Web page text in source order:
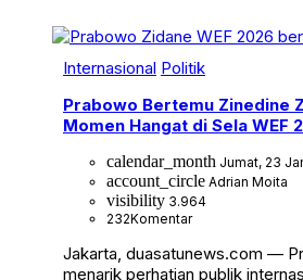
Internasional Politik
Prabowo Bertemu Zinedine
Momen Hangat di Sela WEF
calendar_month Jumat, 23
account_circle Adrian Moita
visibility 3.964
232Komentar
Jakarta, duasatunews.com —
menarik perhatian publik